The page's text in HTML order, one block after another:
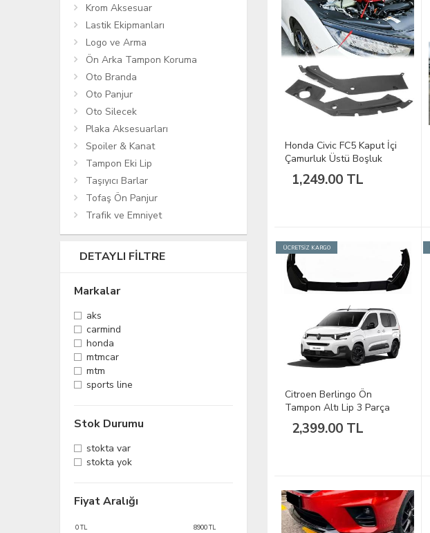
Krom Aksesuar
Lastik Ekipmanları
Logo ve Arma
Ön Arka Tampon Koruma
Oto Branda
Oto Panjur
Oto Silecek
Plaka Aksesuarları
Spoiler & Kanat
Tampon Eki Lip
Taşıyıcı Barlar
Tofaş Ön Panjur
Trafik ve Emniyet
DETAYLI FILTRE
Markalar
aks
carmind
honda
mtmcar
mtm
sports line
Stok Durumu
stokta var
stokta yok
Fiyat Aralığı
0TL 8900TL
Honda Civic FC5 Kaput İçi
Çamurluk Üstü Boşluk
Kapama 2016-2021
1,249.00 TL
ÜCRETSİZ KARGO
Citroen Berlingo Ön
Tampon Altı Lip 3 Parça
2023-2025
2,399.00 TL